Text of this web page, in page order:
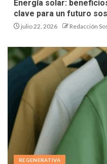
Energía solar:
clave para un futuro
julio 22, 2026 Redacción
REGENERATIVA